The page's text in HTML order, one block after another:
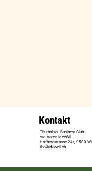
Kontakt
Thurbobräu Business Club
c/o Verein IdéeWil
Hofbergstrasse 24a, 9500 Wil
tbc@ideewil.ch